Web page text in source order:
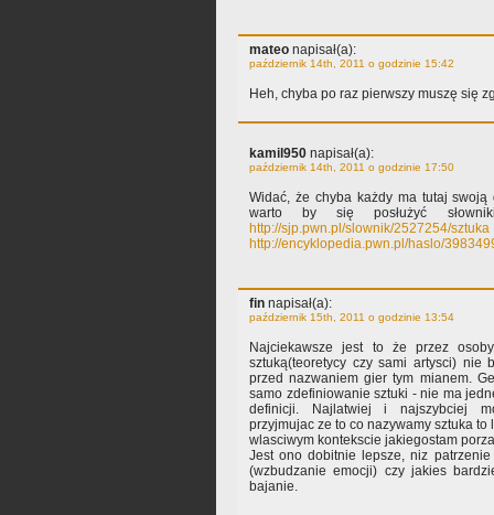
mateo napisał(a):
październik 14th, 2011 o godzinie 15:42
Heh, chyba po raz pierwszy muszę się
kamil950 napisał(a):
październik 14th, 2011 o godzinie 17:50
Widać, że chyba każdy ma tutaj swoją
warto by się posłużyć
http://sjp.pwn.pl/slownik/2527254/sztuka
http://encyklopedia.pwn.pl/haslo/
fin napisał(a):
październik 15th, 2011 o godzinie 13:54
Najciekawsze jest to że przez
sztuką(teoretycy czy sami artysci) nie
przed nazwaniem gier tym mianem.
samo zdefiniowanie sztuki - nie ma
definicji. Najlatwiej i najszybciej
przyjmujac ze to co nazywamy sztuka
wlasciwym kontekscie jakiegostam
Jest ono dobitnie lepsze, niz
(wzbudzanie emocji) czy jakies
bajanie.